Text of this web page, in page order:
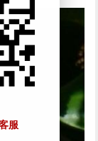
服